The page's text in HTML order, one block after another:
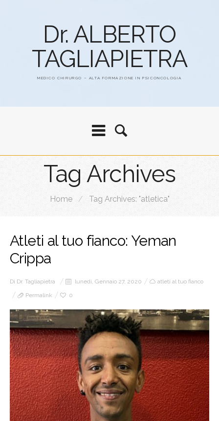
Dr. ALBERTO
TAGLIAPIETRA
MEDICO CHIRURGO – ALTA FORMAZIONE IN PSICONCOLOGIA
Tag Archives
Home / Tag Archives: "atletica"
Atleti al tuo fianco: Yeman
Crippa
Di Dr. Tagliapietra lunedì, Gennaio 27, 2020
atleti al tuo fianco
Permalink
0